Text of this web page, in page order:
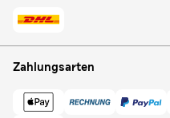
Zahlungsarten